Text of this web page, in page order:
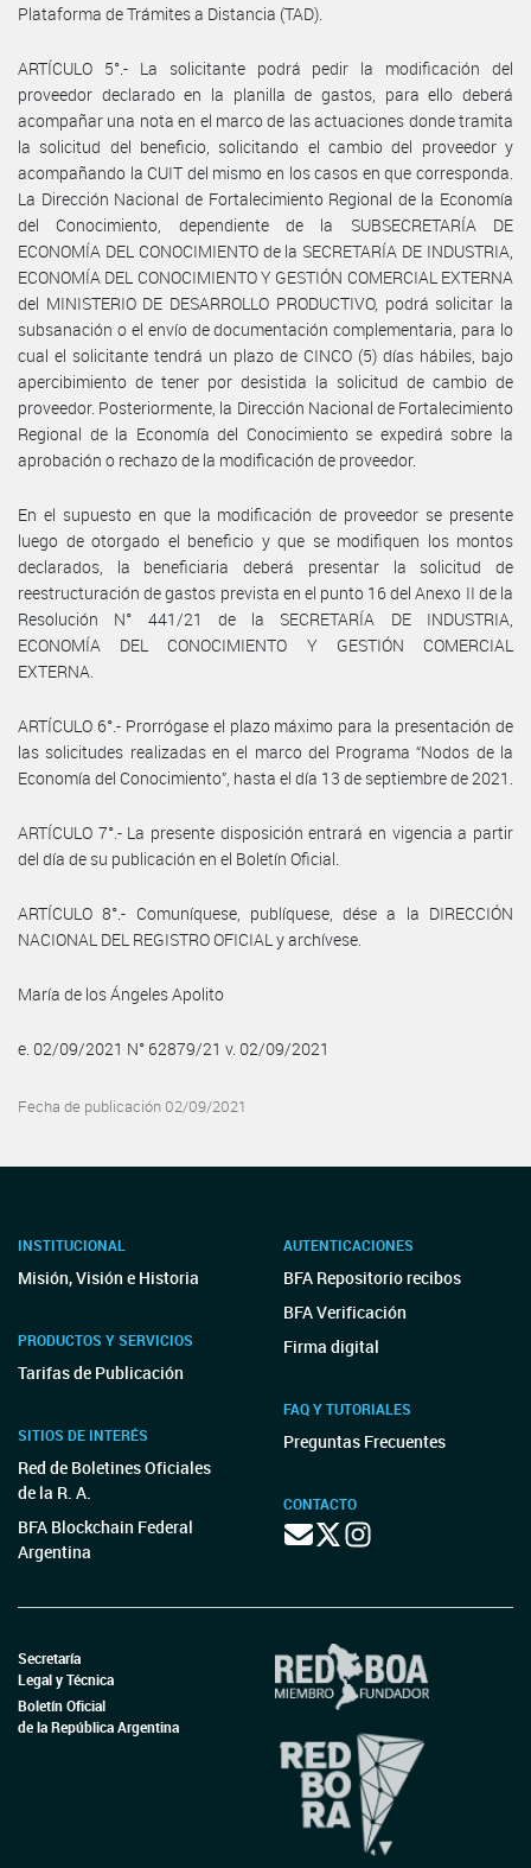
Plataforma de Trámites a Distancia (TAD).
ARTÍCULO 5°.- La solicitante podrá pedir la modificación del
proveedor declarado en la planilla de gastos, para ello deberá
acompañar una nota en el marco de las actuaciones donde tramita
la solicitud del beneficio, solicitando el cambio del proveedor y
acompañando la CUIT del mismo en los casos en que corresponda.
La Dirección Nacional de Fortalecimiento Regional de la Economía
del Conocimiento, dependiente de la SUBSECRETARÍA DE
ECONOMÍA DEL CONOCIMIENTO de la SECRETARÍA DE INDUSTRIA,
ECONOMÍA DEL CONOCIMIENTO Y GESTIÓN COMERCIAL EXTERNA
del MINISTERIO DE DESARROLLO PRODUCTIVO, podrá solicitar la
subsanación o el envío de documentación complementaria, para lo
cual el solicitante tendrá un plazo de CINCO (5) días hábiles, bajo
apercibimiento de tener por desistida la solicitud de cambio de
proveedor. Posteriormente, la Dirección Nacional de Fortalecimiento
Regional de la Economía del Conocimiento se expedirá sobre la
aprobación o rechazo de la modificación de proveedor.
En el supuesto en que la modificación de proveedor se presente
luego de otorgado el beneficio y que se modifiquen los montos
declarados, la beneficiaria deberá presentar la solicitud de
reestructuración de gastos prevista en el punto 16 del Anexo II de la
Resolución N° 441/21 de la SECRETARÍA DE INDUSTRIA,
ECONOMÍA DEL CONOCIMIENTO Y GESTIÓN COMERCIAL
EXTERNA.
ARTÍCULO 6°.- Prorrógase el plazo máximo para la presentación de
las solicitudes realizadas en el marco del Programa “Nodos de la
Economía del Conocimiento”, hasta el día 13 de septiembre de 2021.
ARTÍCULO 7°.- La presente disposición entrará en vigencia a partir
del día de su publicación en el Boletín Oficial.
ARTÍCULO 8°.- Comuníquese, publíquese, dése a la DIRECCIÓN
NACIONAL DEL REGISTRO OFICIAL y archívese.
María de los Ángeles Apolito
e. 02/09/2021 N° 62879/21 v. 02/09/2021
Fecha de publicación 02/09/2021
INSTITUCIONAL
Misión, Visión e Historia
PRODUCTOS Y SERVICIOS
Tarifas de Publicación
SITIOS DE INTERÉS
Red de Boletines Oficiales
de la R. A.
BFA Blockchain Federal
Argentina
AUTENTICACIONES
BFA Repositorio recibos
BFA Verificación
Firma digital
FAQ Y TUTORIALES
Preguntas Frecuentes
CONTACTO
Secretaría
Legal y Técnica
Boletín Oficial
de la República Argentina